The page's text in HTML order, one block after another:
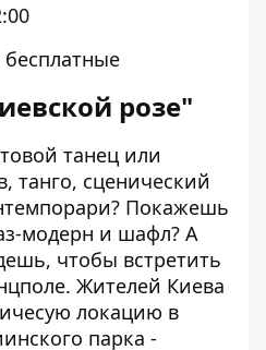
розе"
танец или
танго, сценический
Покажешь
модерн и шафл? А
чтобы встретить
Жителей Киева
локацию в
парка -